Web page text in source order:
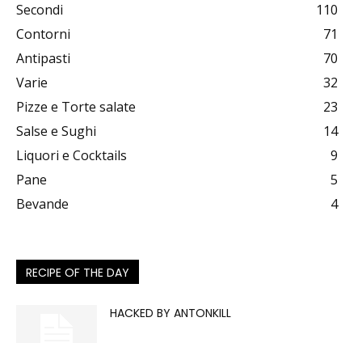
Secondi
110
Contorni
71
Antipasti
70
Varie
32
Pizze e Torte salate
23
Salse e Sughi
14
Liquori e Cocktails
9
Pane
5
Bevande
4
RECIPE OF THE DAY
HACKED BY ANTONKILL